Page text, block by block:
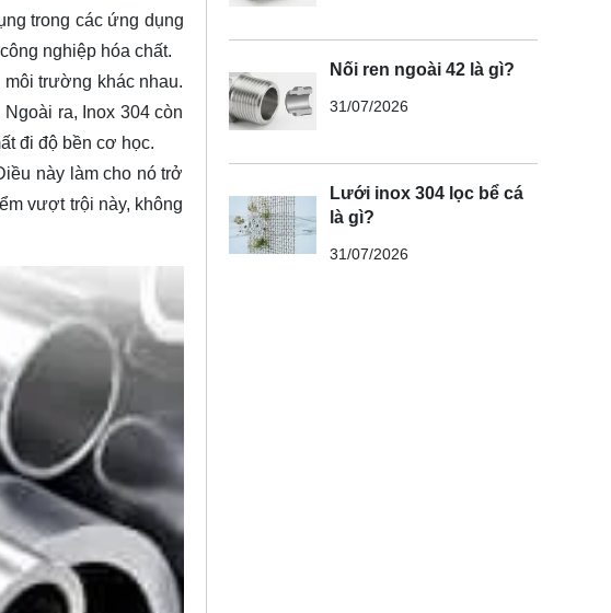
trong các ứng dụng
nghiệp hóa chất.
trường khác nhau.
ra, Inox 304 còn
đi độ bền cơ học.
này làm cho nó trở
vượt trội này, không
Nối ren ngoài 42 là gì?
31/07/2026
Lưới inox 304 lọc bể cá
là gì?
31/07/2026